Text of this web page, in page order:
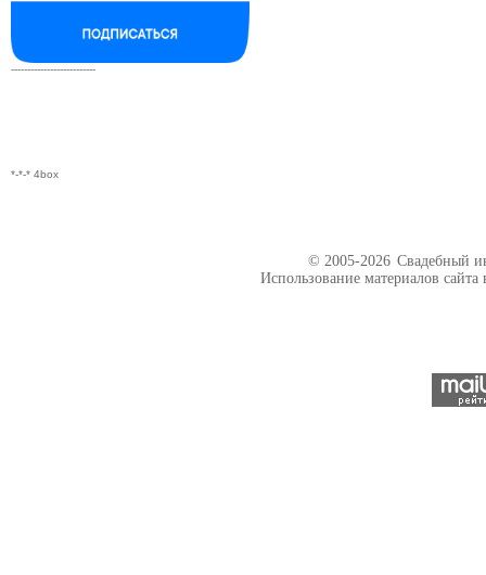
--------------------------
*-*-* 4box
© 2005-2026 Свадебный
Использование материалов